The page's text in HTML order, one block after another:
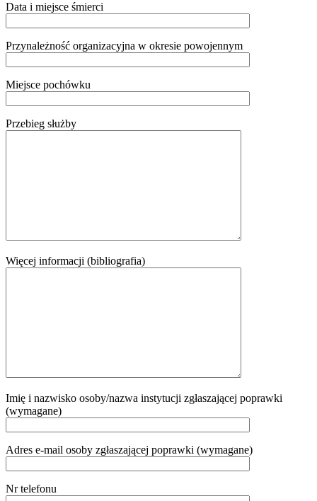
Data i miejsce śmierci
Przynależność organizacyjna w okresie powojennym
Miejsce pochówku
Przebieg służby
Więcej informacji (bibliografia)
Imię i nazwisko osoby/nazwa instytucji zgłaszającej poprawki
(wymagane)
Adres e-mail osoby zgłaszającej poprawki (wymagane)
Nr telefonu